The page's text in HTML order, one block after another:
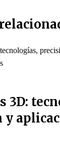
3D:
y